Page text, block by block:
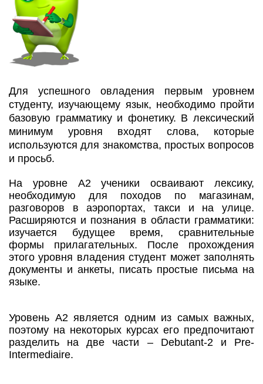
Для успешного овладения первым уровнем
студенту, изучающему язык, необходимо пройти
базовую грамматику и фонетику. В лексический
минимум уровня входят слова, которые
используются для знакомства, простых вопросов
и просьб.
На уровне А2 ученики осваивают лексику,
необходимую для походов по магазинам,
разговоров в аэропортах, такси и на улице.
Расширяются и познания в области грамматики:
изучается будущее время, сравнительные
формы прилагательных. После прохождения
этого уровня владения студент может заполнять
документы и анкеты, писать простые письма на
языке.
Уровень А2 является одним из самых важных,
поэтому на некоторых курсах его предпочитают
разделить на две части – Debutant-2 и Pre-
Intermediaire.